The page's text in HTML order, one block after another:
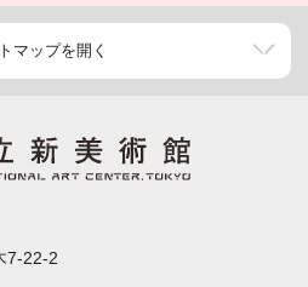
マップを開く
7-22-2